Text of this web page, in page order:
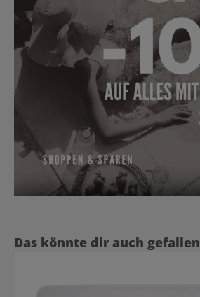
Produktgalerie überspringen
Das könnte dir auch gefallen